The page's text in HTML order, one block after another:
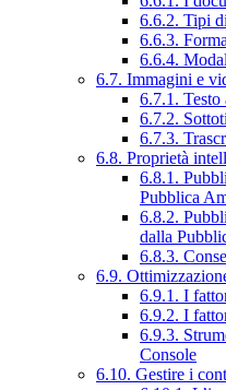
6.6.2. Tipi
6.6.3.
6.6.4.
6.7. Immagini e
6.7.1.
6.7.2.
6.7.3.
6.8. Proprietà
6.8.1.
Pubblica
6.8.2.
dalla
6.8.3.
6.9.
6.9.1. I
6.9.2. I
6.9.3.
Console
6.10. Gestire i